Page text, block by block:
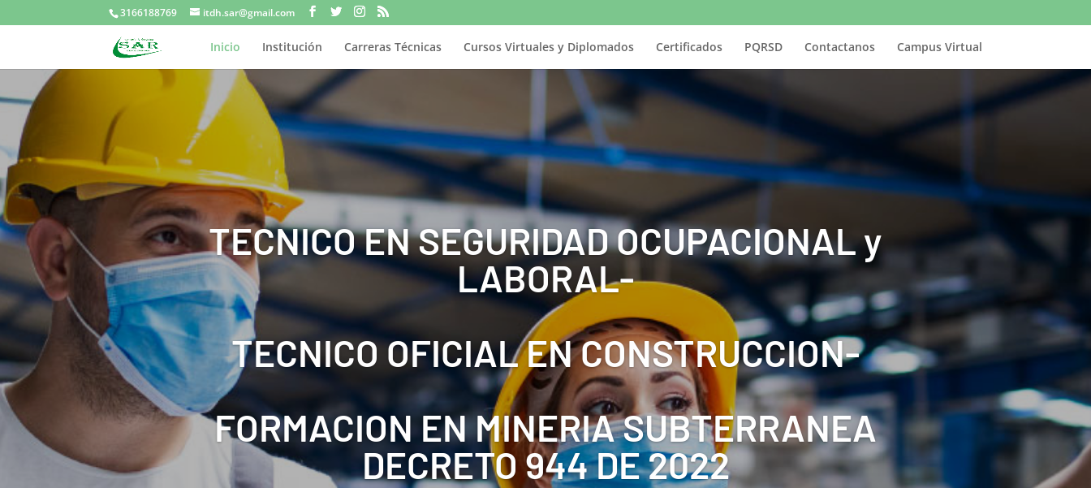
3166188769 itdh.sar@gmail.com
Inicio Institución Carreras Técnicas Cursos Virtuales y Diplomados Certificados PQRSD Contactanos Campus Virtual
TECNICO EN SEGURIDAD OCUPACIONAL y
LABORAL-
TECNICO OFICIAL EN CONSTRUCCION-
FORMACION EN MINERIA SUBTERRANEA
DECRETO 944 DE 2022